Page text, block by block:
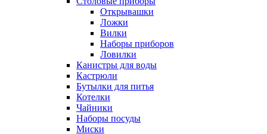
Открывашки
Ложки
Вилки
Наборы приборов
Ловилки
Канистры для воды
Кастрюли
Бутылки для питья
Котелки
Чайники
Наборы посуды
Миски